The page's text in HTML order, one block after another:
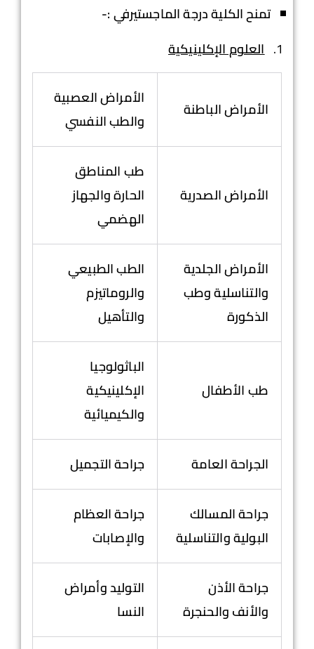
تمنح الكلية درجة الماجستيرفي :-
العلوم الإكلينيكية
الأمراض الباطنة
الأمراض العصبية
والطب النفسي
الأمراض الصدرية
طب المناطق
الحارة والجهاز
الهضمي
الأمراض الجلدية
والتناسلية وطب
الذكورة
الطب الطبيعي
والروماتيزم
والتأهيل
طب الأطفال
الباثولوجيا
الإكلينيكية
والكيميائية
الجراحة العامة جراحة التجميل
جراحة المسالك
البولية والتناسلية
جراحة العظام
والإصابات
جراحة الأذن
والأنف والحنجرة
التوليد وأمراض
النسا